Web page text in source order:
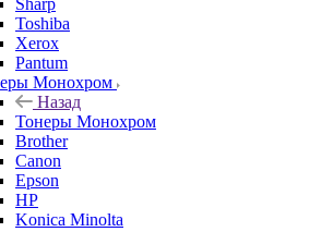
Sharp
Toshiba
Xerox
Pantum
Монохром
Назад
Тонеры Монохром
Brother
Canon
Epson
HP
Konica Minolta